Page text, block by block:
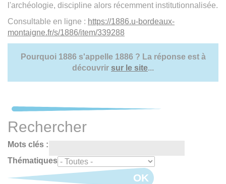
l'archéologie, discipline alors récemment institutionnalisée.
Consultable en ligne : https://1886.u-bordeaux-
montaigne.fr/s/1886/item/339288
Pourquoi 1886 s'appelle 1886 ? La réponse est à
découvrir sur le site...
Rechercher
Mots clés :
Thématiques
OK